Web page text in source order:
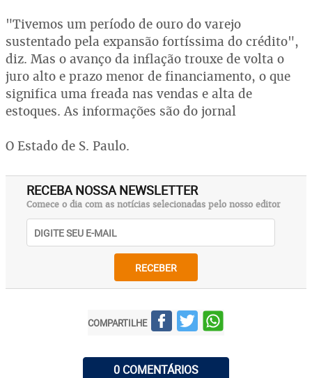
"Tivemos um período de ouro do varejo
sustentado pela expansão fortíssima do crédito",
diz. Mas o avanço da inflação trouxe de volta o
juro alto e prazo menor de financiamento, o que
significa uma freada nas vendas e alta de
estoques. As informações são do jornal
O Estado de S. Paulo.
RECEBA NOSSA NEWSLETTER
Comece o dia com as notícias selecionadas pelo nosso editor
RECEBER
COMPARTILHE
0 COMENTÁRIOS